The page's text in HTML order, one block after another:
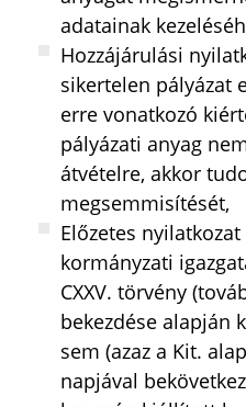
adatainak
Hozzájárulási
sikertelen pályázat
erre vonatkozó
pályázati anyag
átvételre, akkor
megsemmisítését,
Előzetes
kormányzati
CXXV. törvény
bekezdése alapján
sem (azaz a Kit.
napjával